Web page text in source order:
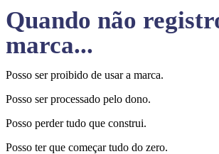
Quando não
marca...
Posso ser proibido de usar a marca.
Posso ser processado pelo dono.
Posso perder tudo que construi.
Posso ter que começar tudo do zero.